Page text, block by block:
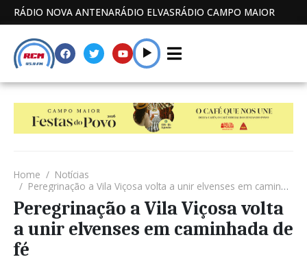
RÁDIO NOVA ANTENARÁDIO ELVASRÁDIO CAMPO MAIOR
Home
Notícias
Peregrinação a Vila Viçosa volta a unir elvenses em caminhada de fé
Peregrinação a Vila Viçosa volta
a unir elvenses em caminhada de
fé